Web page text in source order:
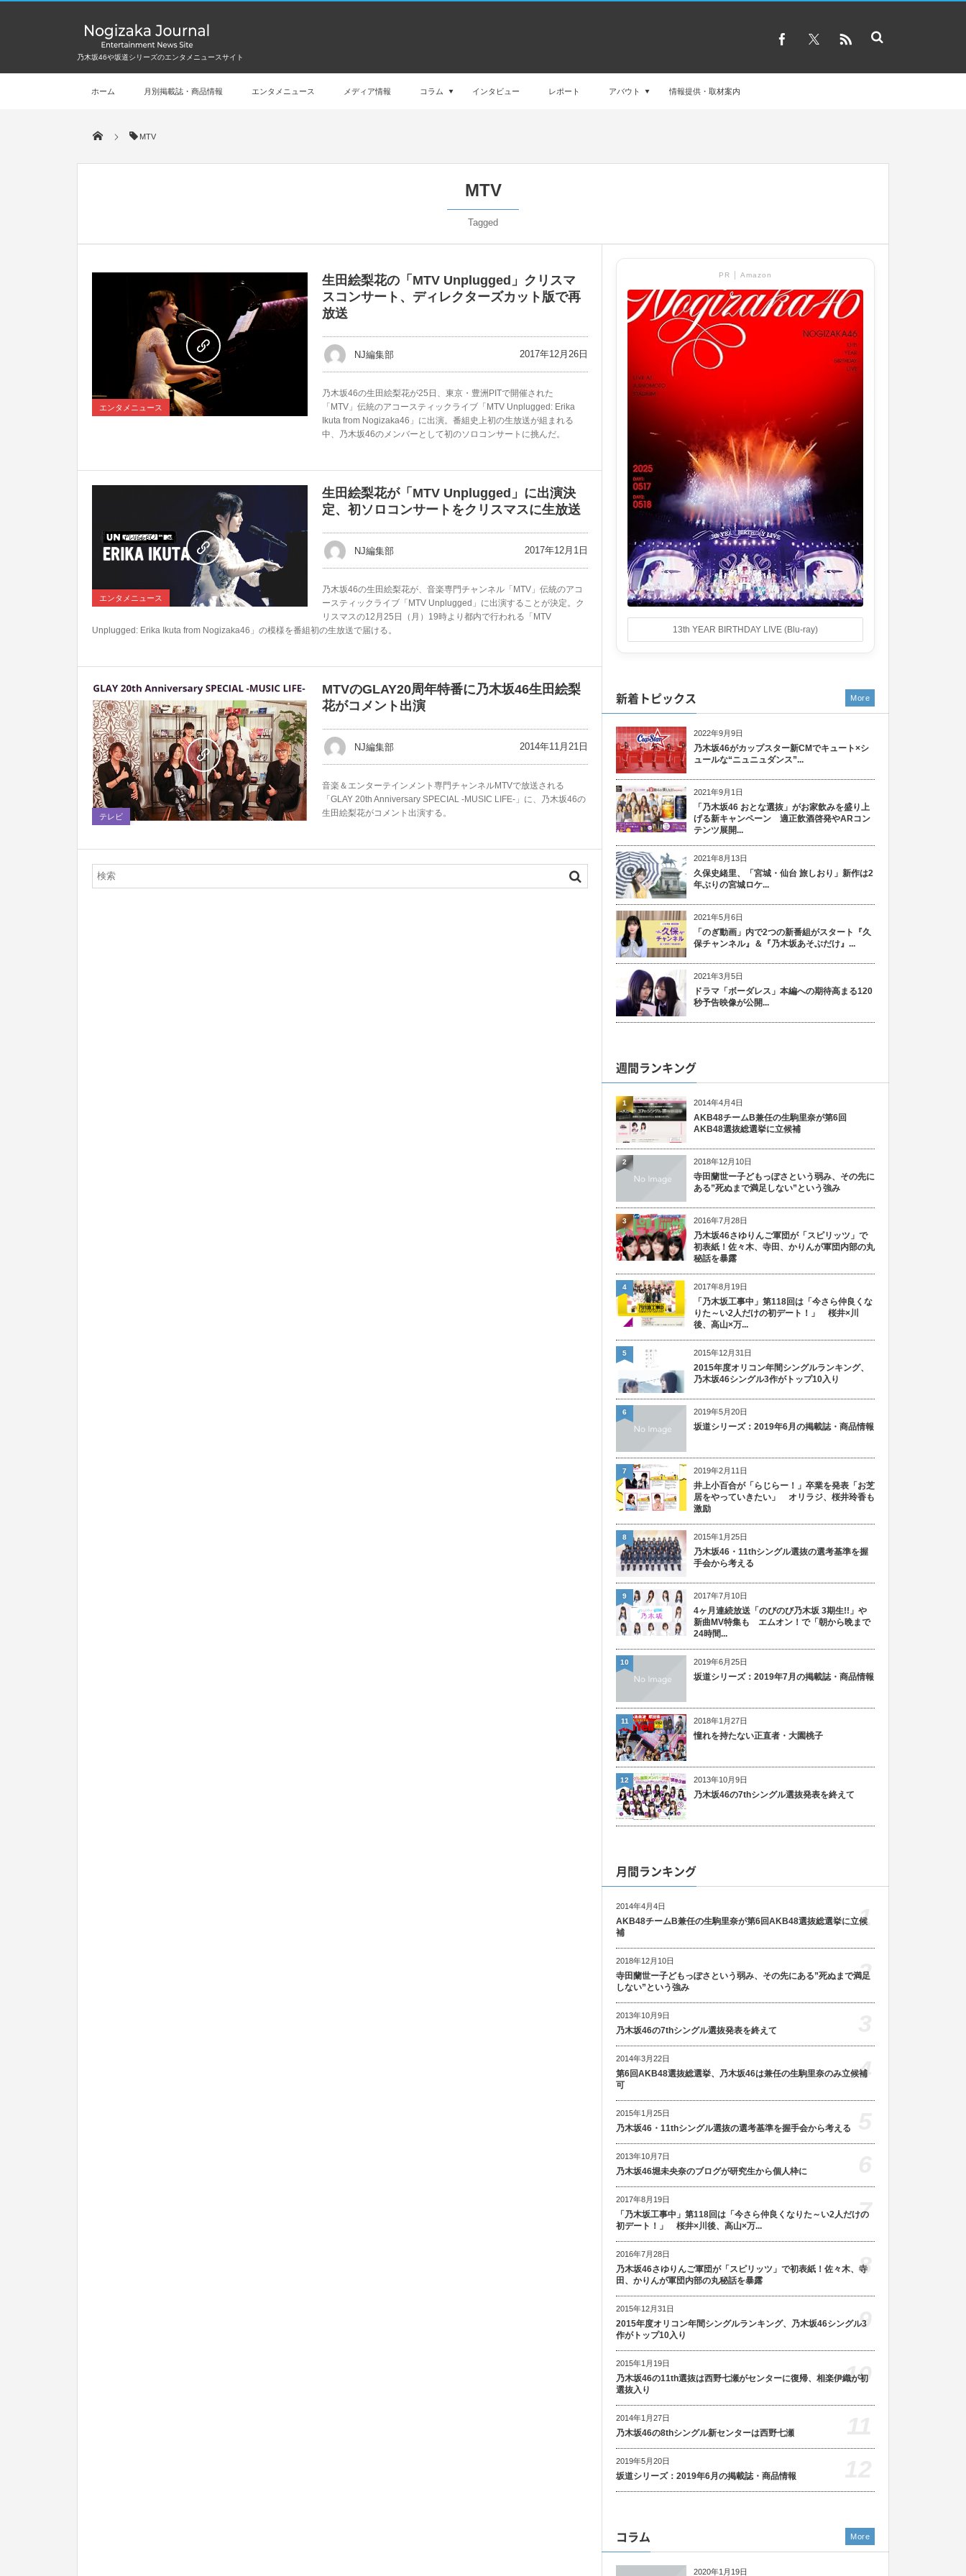
乃木坂46や坂道シリーズのエンタメニュースサイト
ホーム 月別掲載誌・商品情報 エンタメニュース メディア情報 コラム インタビュー レポート アバウト 情報提供・取材案内
MTV
MTV
Tagged
エンタメニュース
生田絵梨花の「MTV Unplugged」クリスマ
スコンサート、ディレクターズカット版で再
放送
NJ編集部 2017年12月26日
乃木坂46の生田絵梨花が25日、東京・豊洲PITで開催された
「MTV」伝統のアコースティックライブ「MTV Unplugged: Erika
Ikuta from Nogizaka46」に出演。番組史上初の生放送が組まれる
中、乃木坂46のメンバーとして初のソロコンサートに挑んだ。
エンタメニュース
0
生田絵梨花が「MTV Unplugged」に出演決
定、初ソロコンサートをクリスマスに生放送
NJ編集部 2017年12月1日
乃木坂46の生田絵梨花が、音楽専門チャンネル「MTV」伝統のアコ
ースティックライブ「MTV Unplugged」に出演することが決定。ク
リスマスの12月25日（月）19時より都内で行われる「MTV
Unplugged: Erika Ikuta from Nogizaka46」の模様を番組初の生放送で届ける。
テレビ
0
MTVのGLAY20周年特番に乃木坂46生田絵梨
花がコメント出演
NJ編集部 2014年11月21日
音楽＆エンターテインメント専門チャンネルMTVで放送される
「GLAY 20th Anniversary SPECIAL -MUSIC LIFE-」に、乃木坂46の
生田絵梨花がコメント出演する。
PR │ Amazon
13th YEAR BIRTHDAY LIVE (Blu-ray)
新着トピックス
2022年9月9日
乃木坂46がカップスター新CMでキュート×シ
ュールな“ニュニュダンス”...
2021年9月1日
「乃木坂46 おとな選抜」がお家飲みを盛り上
げる新キャンペーン 適正飲酒啓発やARコン
テンツ展開...
2021年8月13日
久保史緒里、「宮城・仙台 旅しおり」新作は2
年ぶりの宮城ロケ...
2021年5月6日
「のぎ動画」内で2つの新番組がスタート『久
保チャンネル』＆『乃木坂あそぶだけ』...
2021年3月5日
ドラマ「ボーダレス」本編への期待高まる120
秒予告映像が公開...
More
週間ランキング
2014年4月4日
AKB48チームB兼任の生駒里奈が第6回
AKB48選抜総選挙に立候補
1
2018年12月10日
寺田蘭世ー子どもっぽさという弱み、その先に
ある”死ぬまで満足しない”という強み
2
2016年7月28日
乃木坂46さゆりんご軍団が「スピリッツ」で
初表紙！佐々木、寺田、かりんが軍団内部の丸
秘話を暴露
3
2017年8月19日
「乃木坂工事中」第118回は「今さら仲良くな
りた～い2人だけの初デート！」 桜井×川
後、高山×万...
4
2015年12月31日
2015年度オリコン年間シングルランキング、
乃木坂46シングル3作がトップ10入り
5
2019年5月20日
坂道シリーズ：2019年6月の掲載誌・商品情報
6
2019年2月11日
井上小百合が「らじらー！」卒業を発表「お芝
居をやっていきたい」 オリラジ、桜井玲香も
激励
7
2015年1月25日
乃木坂46・11thシングル選抜の選考基準を握
手会から考える
8
2017年7月10日
4ヶ月連続放送「のびのび乃木坂 3期生!!」や
新曲MV特集も エムオン！で「朝から晩まで
24時間...
9
2019年6月25日
坂道シリーズ：2019年7月の掲載誌・商品情報
10
2018年1月27日
憧れを持たない正直者・大園桃子
11
2013年10月9日
乃木坂46の7thシングル選抜発表を終えて
12
月間ランキング
2014年4月4日
AKB48チームB兼任の生駒里奈が第6回AKB48選抜総選挙に立候
補
1
2018年12月10日
寺田蘭世ー子どもっぽさという弱み、その先にある”死ぬまで満足
しない”という強み
2
2013年10月9日
乃木坂46の7thシングル選抜発表を終えて
2014年3月22日
第6回AKB48選抜総選挙、乃木坂46は兼任の生駒里奈のみ立候補
可
4
2015年1月25日
乃木坂46・11thシングル選抜の選考基準を握手会から考える
2013年10月7日
乃木坂46堀未央奈のブログが研究生から個人枠に
2017年8月19日
「乃木坂工事中」第118回は「今さら仲良くなりた～い2人だけの
初デート！」 桜井×川後、高山×万...
7
2016年7月28日
乃木坂46さゆりんご軍団が「スピリッツ」で初表紙！佐々木、寺
田、かりんが軍団内部の丸秘話を暴露
8
2015年12月31日
2015年度オリコン年間シングルランキング、乃木坂46シングル3
作がトップ10入り
9
2015年1月19日
乃木坂46の11th選抜は西野七瀬がセンターに復帰、相楽伊織が初
選抜入り
10
2014年1月27日
乃木坂46の8thシングル新センターは西野七瀬
2019年5月20日
坂道シリーズ：2019年6月の掲載誌・商品情報
コラム
2020年1月19日
More